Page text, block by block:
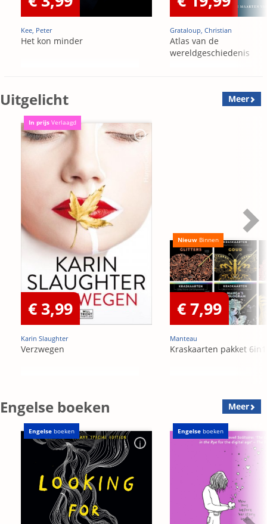
Kee, Peter
Het kon minder
Grataloup, Christian
Atlas van de
wereldgeschiedenis
Uitgelicht Meer
In prijs Verlaagd
€ 3,99
Karin Slaughter
Verzwegen
Nieuw Binnen
€ 7,99
Manteau
Kraskaarten pakket 6in1
Engelse boeken Meer
Engelse boeken Engelse boeken